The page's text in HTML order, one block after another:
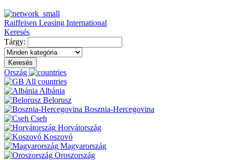
Raiffeisen Leasing International
Keresés
Tárgy:
Keresés
Ország
All countries
Albánia
Belorusz
Bosznia-Hercegovina
Cseh
Horvátország
Koszovó
Magyarország
Oroszország